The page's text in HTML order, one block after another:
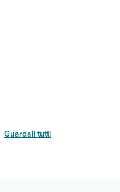
Guardali tutti